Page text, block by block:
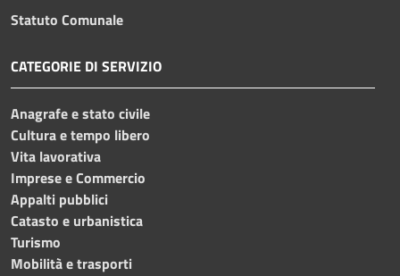
Statuto Comunale
CATEGORIE DI SERVIZIO
Anagrafe e stato civile
Cultura e tempo libero
Vita lavorativa
Imprese e Commercio
Appalti pubblici
Catasto e urbanistica
Turismo
Mobilità e trasporti